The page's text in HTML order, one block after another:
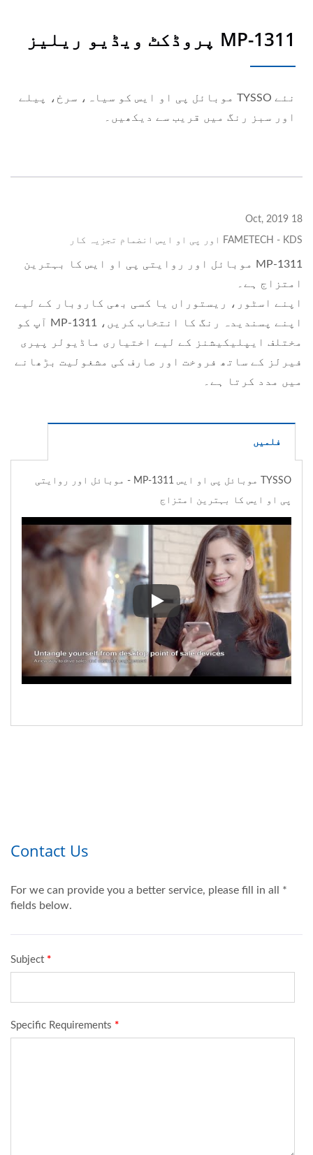
MP-1311 پروڈکٹ ویڈیو ریلیز
نئے TYSSO موبائل پی او ایس کو سیاہ، سرخ، پیلے
اور سبز رنگ میں قریب سے دیکھیں۔
18 Oct, 2019
FAMETECH - KDS اور پی او ایس انضمام تجزیہ کار
MP-1311 موبائل اور روایتی پی او ایس کا بہترین
امتزاج ہے۔
اپنے اسٹور، ریستوراں یا کسی بھی کاروبار کے لیے
اپنے پسندیدہ رنگ کا انتخاب کریں، MP-1311 آپ کو
مختلف ایپلیکیشنز کے لیے اختیاری ماڈیولر پیری
فیرلز کے ساتھ فروخت اور صارف کی مشغولیت بڑھانے
میں مدد کرتا ہے۔
فلمیں
TYSSO موبائل پی او ایس MP-1311 - موبائل اور روایتی
پی او ایس کا بہترین امتزاج
TYSSO موبائل پی او ایس MP-1311 - موبائل اور روایتی پی او ایس کا بہترین امتزاج